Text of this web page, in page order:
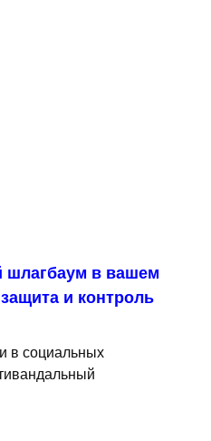
шлагбаум в вашем
и контроль
в социальных